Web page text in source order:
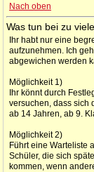
Nach oben
Was tun bei zu
Ihr habt nur eine
aufzunehmen. Ich
abgewichen werden
Möglichkeit 1)
Ihr könnt durch
versuchen, dass sich
ab 14 Jahren, ab 9.
Möglichkeit 2)
Führt eine Warteliste
Schüler, die sich
kommen, wenn